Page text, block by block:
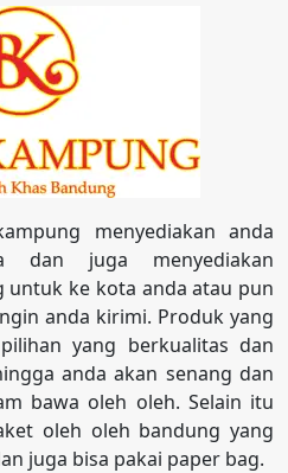
menyediakan anda
dan juga menyediakan
ke kota anda atau pun
anda kirimi. Produk yang
yang berkualitas dan
anda akan senang dan
bawa oleh oleh. Selain itu
oleh oleh bandung yang
juga bisa pakai paper bag.